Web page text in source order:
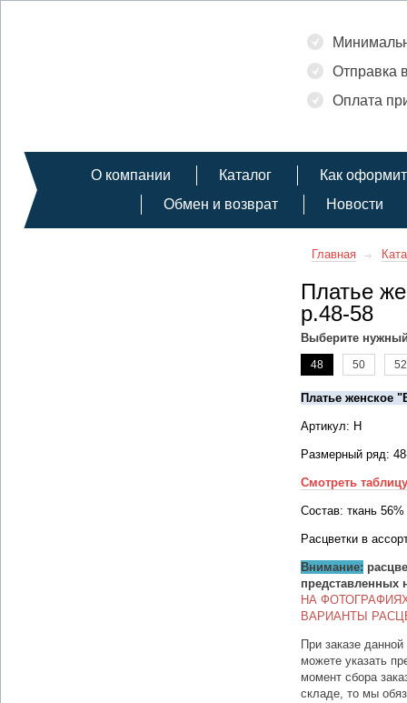
Отправка
Оплата
О компании Каталог
Как
Обмен и возврат
Новости
Главная
Платье
р.48-58
Выберите
48 50 52
Платье женское
Артикул: Н
Размерный ряд:
Смотреть
Состав: ткань
Расцветки в
Внимание:
представленных
НА
ВАРИАНТЫ
При заказе
можете указать
момент сбора
складе, то мы